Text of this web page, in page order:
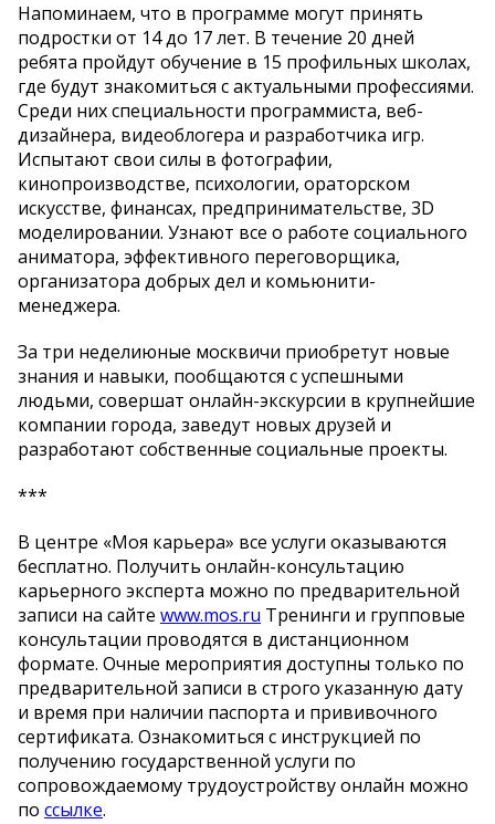
Напоминаем, что в программе могут принять
подростки от 14 до 17 лет. В течение 20 дней
ребята пройдут обучение в 15 профильных школах,
где будут знакомиться с актуальными профессиями.
Среди них специальности программиста, веб-
дизайнера, видеоблогера и разработчика игр.
Испытают свои силы в фотографии,
кинопроизводстве, психологии, ораторском
искусстве, финансах, предпринимательстве, 3D
моделировании. Узнают все о работе социального
аниматора, эффективного переговорщика,
организатора добрых дел и комьюнити-
менеджера.
За три неделиюные москвичи приобретут новые
знания и навыки, пообщаются с успешными
людьми, совершат онлайн-экскурсии в крупнейшие
компании города, заведут новых друзей и
разработают собственные социальные проекты.
***
В центре «Моя карьера» все услуги оказываются
бесплатно. Получить онлайн-консультацию
карьерного эксперта можно по предварительной
записи на сайте www.mos.ru Тренинги и групповые
консультации проводятся в дистанционном
формате. Очные мероприятия доступны только по
предварительной записи в строго указанную дату
и время при наличии паспорта и прививочного
сертификата. Ознакомиться с инструкцией по
получению государственной услуги по
сопровождаемому трудоустройству онлайн можно
по ссылке.